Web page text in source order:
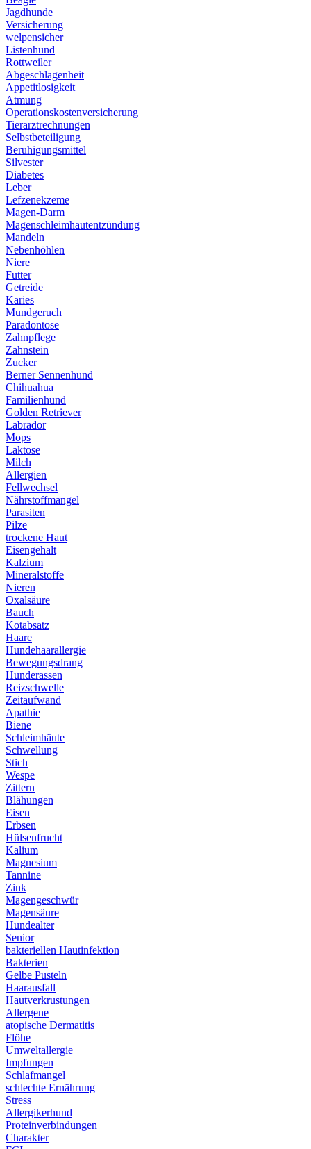
Jagdhunde
Versicherung
welpensicher
Listenhund
Rottweiler
Abgeschlagenheit
Appetitlosigkeit
Atmung
Operationskostenversicherung
Tierarztrechnungen
Selbstbeteiligung
Beruhigungsmittel
Silvester
Diabetes
Leber
Lefzenekzeme
Magen-Darm
Magenschleimhautentzündung
Mandeln
Nebenhöhlen
Niere
Futter
Getreide
Karies
Mundgeruch
Paradontose
Zahnpflege
Zahnstein
Zucker
Berner Sennenhund
Chihuahua
Familienhund
Golden Retriever
Labrador
Mops
Laktose
Milch
Allergien
Fellwechsel
Nährstoffmangel
Parasiten
Pilze
trockene Haut
Eisengehalt
Kalzium
Mineralstoffe
Nieren
Oxalsäure
Bauch
Kotabsatz
Haare
Hundehaarallergie
Bewegungsdrang
Hunderassen
Reizschwelle
Zeitaufwand
Apathie
Biene
Schleimhäute
Schwellung
Stich
Wespe
Zittern
Blähungen
Eisen
Erbsen
Hülsenfrucht
Kalium
Magnesium
Tannine
Zink
Magengeschwür
Magensäure
Hundealter
Senior
bakteriellen Hautinfektion
Bakterien
Gelbe Pusteln
Haarausfall
Hautverkrustungen
Allergene
atopische Dermatitis
Flöhe
Umweltallergie
Impfungen
Schlafmangel
schlechte Ernährung
Stress
Allergikerhund
Proteinverbindungen
Charakter